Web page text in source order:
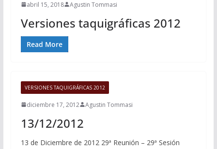
abril 15, 2018 Agustin Tommasi
Versiones taquigráficas 2012
Read More
VERSIONES TAQUIGRÁFICAS 2012
diciembre 17, 2012 Agustin Tommasi
13/12/2012
13 de Diciembre de 2012 29ª Reunión – 29ª Sesión